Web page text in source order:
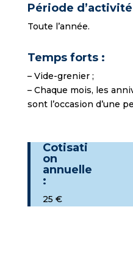
Période
Toute l’année.
Temps forts :
– Vide-grenier ;
– Chaque mois, les
sont l’occasion d’une
Cotisati
on
annuelle
:
25 €